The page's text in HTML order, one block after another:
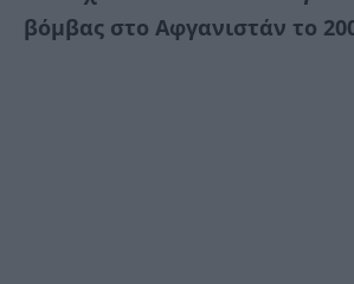
βόμβας στο Αφγανιστάν το